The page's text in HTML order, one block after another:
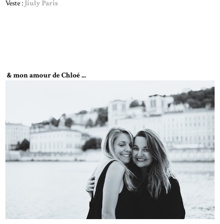
Veste : Jiuly Paris
& mon amour de Chloé ...